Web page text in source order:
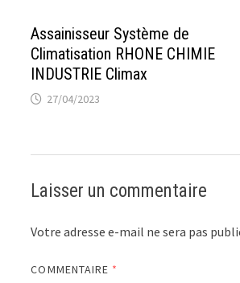
Assainisseur Système de
Climatisation RHONE CHIMIE
INDUSTRIE Climax
27/04/2023
Laisser un commentaire
Votre adresse e-mail ne sera pas
COMMENTAIRE *